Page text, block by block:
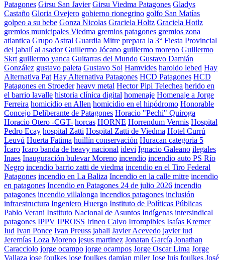
Patagones Girsu San Javier Girsu Viedma Patagones Gladys
Castaño Gloria Ovejero gobierno rionegrino golfo San Matías
golpeo a su bebe Gonza Nicolas Graciela Holtz Graciela Hotlz
gremios municipales Viedma gremios patagones gremios zona
atlantica Grupo Astral Guardia Mitre prepara la 3° Fiesta Provincial
del jabalí al asador Guillermo Jócano guillermo moreno Guillermo
Skrt guillermo yanca Guitarras del Mundo Gustavo Damián
González gustavo paleta Gustavo Sol Hamvides haroldo lebed Hay
Alternativa Pat Hay Alternativa Patagones HCD Patagones HCD
Patagones en Stroeder heavy metal Hector Pipi Telechea herido en
el barrio lavalle historia clínica digital homenaje Homenaje a Jorge
Ferreira homicidio en Allen homicidio en el hipódromo Honorable
Concejo Deliberante de Patagones Horacio "Pechi" Quiroga
Horacio Otero -CGT- horcas HORNE Horrendum Vermis Hospital
Pedro Ecay hospital Zatti Hospital Zatti de Viedma Hotel Currú
Leuvú Huerta Fatima huillín conservación Huracan categoria 5
Ícaro Icaro banda de heavy nacional idevi Ignacio Galeano ilegales
Inaes Inauguración bulevar Moreno incendio incendio auto PS Río
Negro incendio barrio zatti de viedma incendio en el Tiro Federal
Patagones incendio en La Baliza Incendio en la calle mitre incendio
en patagones Incendio en Patagones 24 de julio 2026 incendio
patagones incendio villalonga incendios patagones inclusión
infraestructura Ingeniero Huergo Instituto de Políticas Públicas
Pablo Verani Instituto Nacional de Asuntos Indígenas intersindical
patagones IPPV IPROSS Irineo Calvo Irrompibles Isaías Kremer
Iud Ivan Ponce Ivan Preuss jabali Javier Acevedo javier iud
Jeremías Loza Moreno jesus martinez Jonatan García Jonathan
Caracciolo jorge ocampo jorge ocampos Jorge Oscar Lima Jorge
Vallaza jose foulkes jose foulkes damian miler Jose luis foulkes José